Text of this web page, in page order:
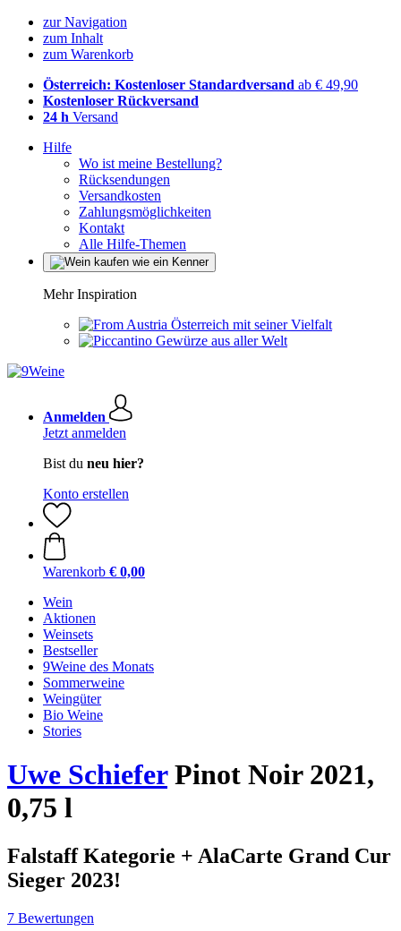
zur Navigation
zum Inhalt
zum Warenkorb
Österreich: Kostenloser Standardversand ab € 49,90
Kostenloser Rückversand
24 h Versand
Hilfe
Wo ist meine Bestellung?
Rücksendungen
Versandkosten
Zahlungsmöglichkeiten
Kontakt
Alle Hilfe-Themen
Mehr Inspiration
Österreich mit seiner Vielfalt
Gewürze aus aller Welt
Anmelden
Jetzt anmelden
Bist du neu hier?
Konto erstellen
Warenkorb € 0,00
Wein
Aktionen
Weinsets
Bestseller
9Weine des Monats
Sommerweine
Weingüter
Bio Weine
Stories
Uwe SchieferPinot Noir 2021,
0,75 l
Falstaff Kategorie + AlaCarte Grand Cur
Sieger 2023!
7 Bewertungen